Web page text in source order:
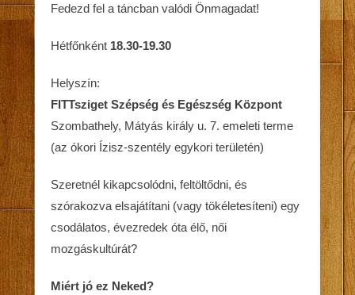
Fedezd fel a táncban valódi Önmagadat!
Hétfőnként 18.30-19.30
Helyszín:
FITTsziget Szépség és Egészség Központ
Szombathely, Mátyás király u. 7. emeleti terme
(az ókori Ízisz-szentély egykori területén)
Szeretnél kikapcsolódni, feltöltődni, és
szórakozva elsajátítani (vagy tökéletesíteni) egy
csodálatos, évezredek óta élő, női
mozgáskultúrát?
Miért jó ez Neked?